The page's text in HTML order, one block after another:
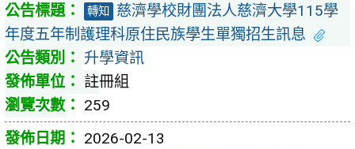
轉知
慈濟學校財團法人慈濟大學115學
年度五年制護理科原住民族學生單獨招生訊息
升學資訊
註冊組
259
2026-02-13